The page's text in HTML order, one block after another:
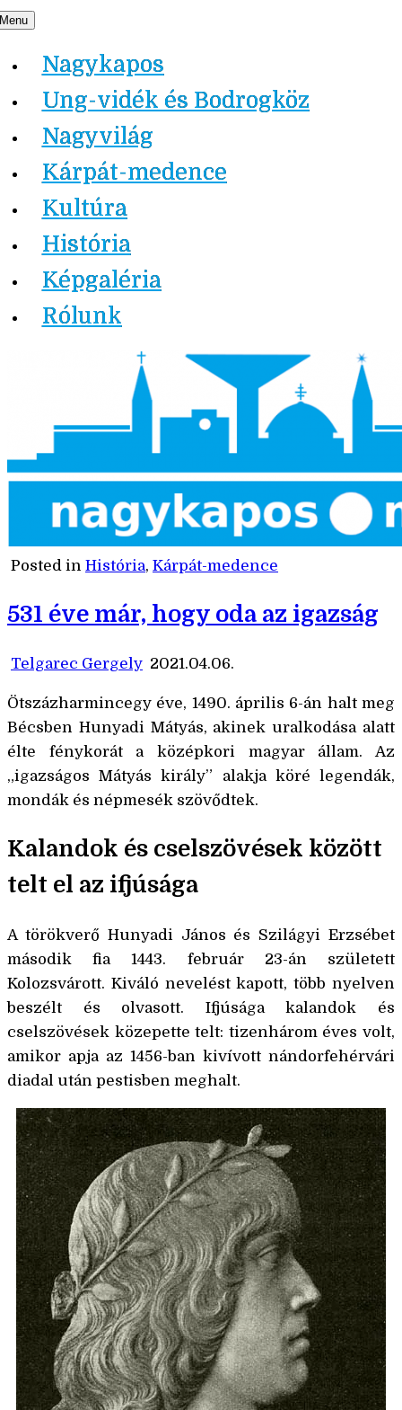
Skip
content
Nagykapos.ma
Nagykapos
Ung-vidék és Bodrogköz
Nagyvilág
Kárpát-medence
Kultúra
História
Képgaléria
Rólunk
Posted in História, Kárpát-medence
531 éve már, hogy oda az igazság
Telgarec Gergely 2021.04.06.
Ötszázharmincegy éve, 1490. április 6-án halt meg
Bécsben Hunyadi Mátyás, akinek uralkodása alatt
élte fénykorát a középkori magyar állam. Az
„igazságos Mátyás király” alakja köré legendák,
mondák és népmesék szövődtek.
Kalandok és cselszövések között
telt el az ifjúsága
A törökverő Hunyadi János és Szilágyi Erzsébet
második fia 1443. február 23-án született
Kolozsvárott. Kiváló nevelést kapott, több nyelven
beszélt és olvasott. Ifjúsága kalandok és
cselszövések közepette telt: tizenhárom éves volt,
amikor apja az 1456-ban kivívott nándorfehérvári
diadal után pestisben meghalt.